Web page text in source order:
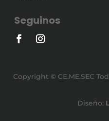
Seguinos
Copyright © CE.ME.SEC
Diseño: